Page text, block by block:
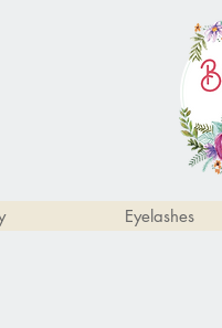
Eyelashes